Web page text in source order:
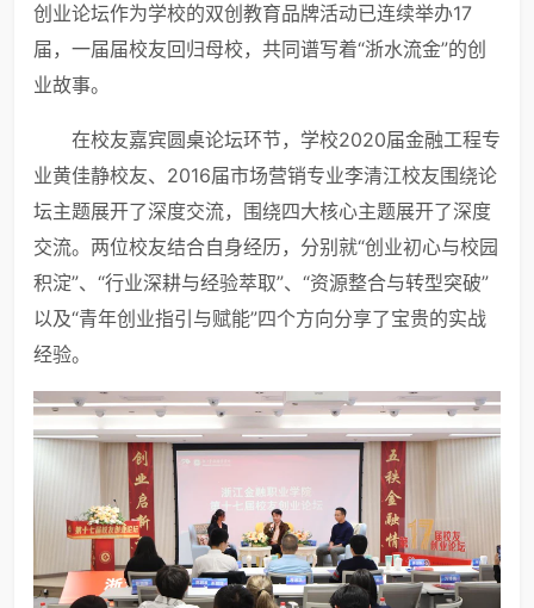
创业论坛作为学校的双创教育品牌活动已连续举办17
届，一届届校友回归母校，共同谱写着“浙水流金”的创
业故事。
在校友嘉宾圆桌论坛环节，学校2020届金融工程专
业黄佳静校友、2016届市场营销专业李清江校友围绕论
坛主题展开了深度交流，围绕四大核心主题展开了深度
交流。两位校友结合自身经历，分别就“创业初心与校园
积淀”、“行业深耕与经验萃取”、“资源整合与转型突破”
以及“青年创业指引与赋能”四个方向分享了宝贵的实战
经验。